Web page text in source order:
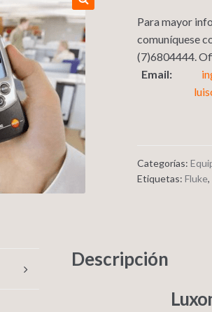
Para mayor
comuníquese
(7)6804444.
Email:
Categorías:
Etiquetas: Fluke,
Descripción